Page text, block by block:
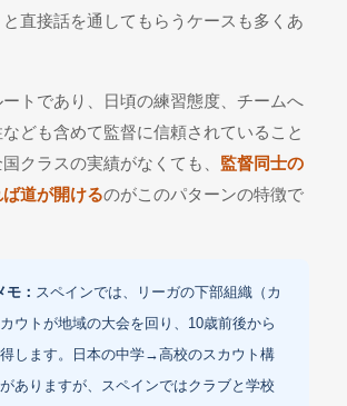
直接話を通してもらうケースも多くあ
トであり、日頃の練習態度、チームへ
ども含めて監督に信頼されていること
クラスの実績がなくても、 監督同士の
道が開けるのがこのパターンの特徴で
： スペインでは、リーガの下部組織（カ
ウトが地域の大会を回り、10歳前後から
します。日本の中学→高校のスカウト構
ありますが、スペインではクラブと学校